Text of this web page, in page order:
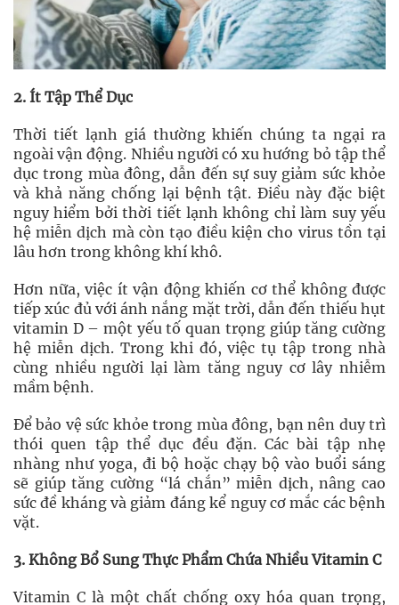
2. Ít Tập Thể Dục
Thời tiết lạnh giá thường khiến chúng ta ngại ra
ngoài vận động. Nhiều người có xu hướng bỏ tập thể
dục trong mùa đông, dẫn đến sự suy giảm sức khỏe
và khả năng chống lại bệnh tật. Điều này đặc biệt
nguy hiểm bởi thời tiết lạnh không chỉ làm suy yếu
hệ miễn dịch mà còn tạo điều kiện cho virus tồn tại
lâu hơn trong không khí khô.
Hơn nữa, việc ít vận động khiến cơ thể không được
tiếp xúc đủ với ánh nắng mặt trời, dẫn đến thiếu hụt
vitamin D – một yếu tố quan trọng giúp tăng cường
hệ miễn dịch. Trong khi đó, việc tụ tập trong nhà
cùng nhiều người lại làm tăng nguy cơ lây nhiễm
mầm bệnh.
Để bảo vệ sức khỏe trong mùa đông, bạn nên duy trì
thói quen tập thể dục đều đặn. Các bài tập nhẹ
nhàng như yoga, đi bộ hoặc chạy bộ vào buổi sáng
sẽ giúp tăng cường “lá chắn” miễn dịch, nâng cao
sức đề kháng và giảm đáng kể nguy cơ mắc các bệnh
vặt.
3. Không Bổ Sung Thực Phẩm Chứa Nhiều Vitamin C
Vitamin C là một chất chống oxy hóa quan trọng,